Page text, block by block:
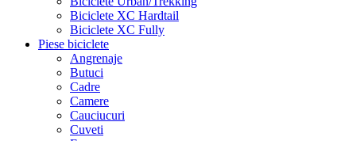
Biciclete XC Hardtail
Biciclete XC Fully
Piese biciclete
Angrenaje
Butuci
Cadre
Camere
Cauciucuri
Cuveti